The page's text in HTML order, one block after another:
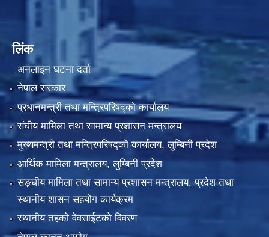
लिंक
अनलाइन घटना दर्ता
नेपाल सरकार
प्रधानमन्त्री तथा मन्त्रिपरिषद्को कार्यालय
संघीय मामिला तथा सामान्य प्रशासन मन्त्रालय
मुख्यमन्त्री तथा मन्त्रिपरिषद्को कार्यालय, लुम्बिनी प्रदेश
आर्थिक मामिला मन्त्रालय, लुम्बिनी प्रदेश
सङ्घीय मामिला तथा सामान्य प्रशासन मन्त्रालय, प्रदेश तथा
स्थानीय शासन सहयोग कार्यक्रम
स्थानीय तहको वेवसाईटको विवरण